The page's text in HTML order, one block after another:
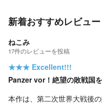
新着おすすめレビュー
ねこみ
17件のレビューを投稿
★★★ Excellent!!!
Panzer vor！絶望の敗戦国
本作は、第二次世界大戦後